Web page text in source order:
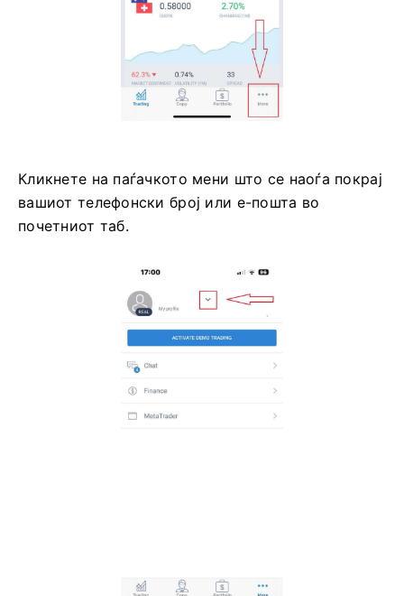
Кликнете на паѓачкото мени што се наоѓа покрај
вашиот телефонски број или е-пошта во
почетниот таб.